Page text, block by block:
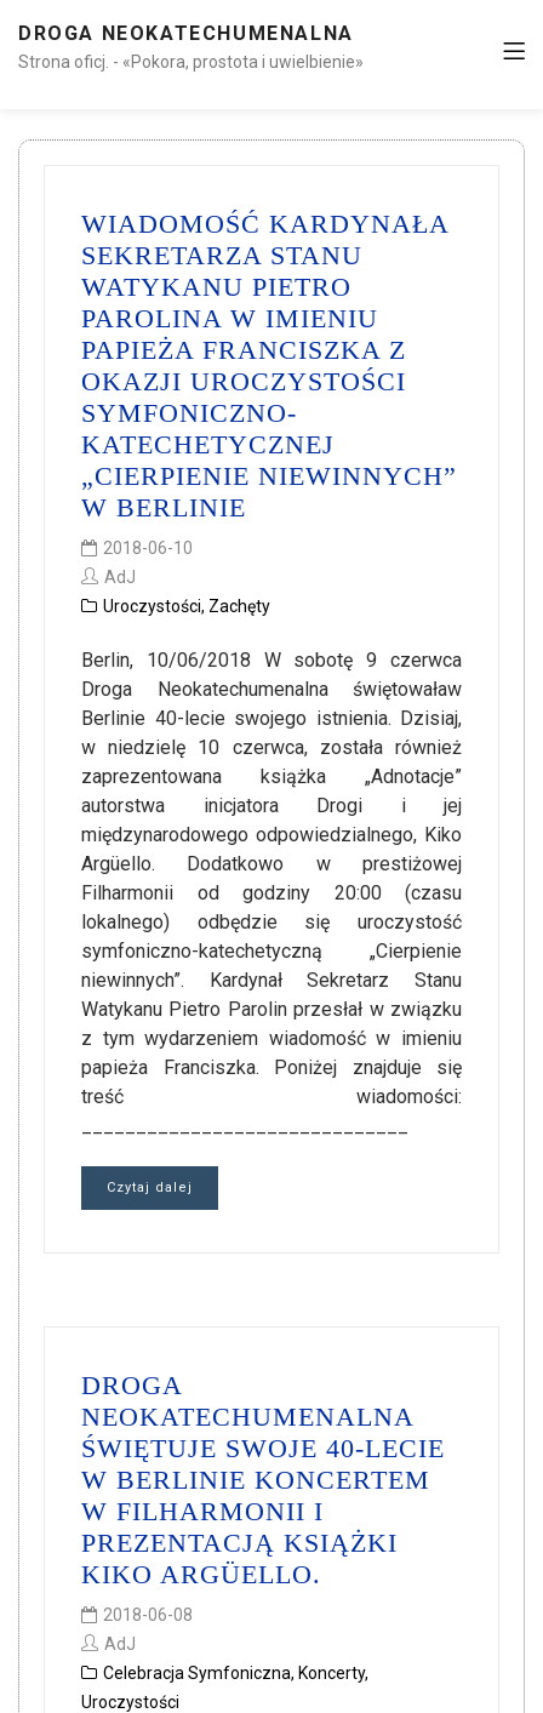
DROGA NEOKATECHUMENALNA
Strona oficj. - «Pokora, prostota i uwielbienie»
WIADOMOŚĆ KARDYNAŁA
SEKRETARZA STANU
WATYKANU PIETRO
PAROLINA W IMIENIU
PAPIEŻA FRANCISZKA Z
OKAZJI UROCZYSTOŚCI
SYMFONICZNO-
KATECHETYCZNEJ
„CIERPIENIE NIEWINNYCH”
W BERLINIE
2018-06-10
AdJ
Uroczystości, Zachęty
Berlin, 10/06/2018 W sobotę 9 czerwca
Droga Neokatechumenalna świętowaław
Berlinie 40-lecie swojego istnienia. Dzisiaj,
w niedzielę 10 czerwca, została również
zaprezentowana książka „Adnotacje”
autorstwa inicjatora Drogi i jej
międzynarodowego odpowiedzialnego, Kiko
Argüello. Dodatkowo w prestiżowej
Filharmonii od godziny 20:00 (czasu
lokalnego) odbędzie się uroczystość
symfoniczno-katechetyczną „Cierpienie
niewinnych”. Kardynał Sekretarz Stanu
Watykanu Pietro Parolin przesłał w związku
z tym wydarzeniem wiadomość w imieniu
papieża Franciszka. Poniżej znajduje się
treść wiadomości:
Czytaj dalej
DROGA
NEOKATECHUMENALNA
ŚWIĘTUJE SWOJE 40-LECIE
W BERLINIE KONCERTEM
W FILHARMONII I
PREZENTACJĄ KSIĄŻKI
KIKO ARGÜELLO.
2018-06-08
AdJ
Celebracja Symfoniczna, Koncerty,
Uroczystości